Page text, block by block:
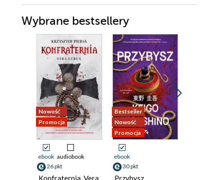
Wybrane bestsellery
Nowość
Promocja
ebook audiobook
26 pkt
Konfraternia. Vera
Bestseller
Nowość
Promocja
ebook
30 pkt
Przybysz